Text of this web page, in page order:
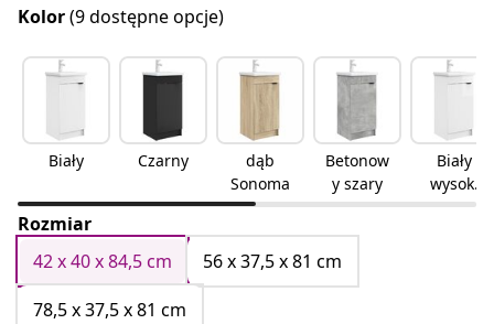
Kolor(9 dostępne opcje)
Biały Czarny
dąb
Sonoma
Betonow
y szary
Biały
wysoki
połysk
Rozmiar
42 x 40 x 84,5 cm
56 x 37,5 x 81 cm
78,5 x 37,5 x 81 cm